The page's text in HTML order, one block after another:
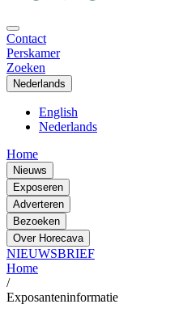
Contact
Perskamer
Zoeken
Nederlands
English
Nederlands
Home
Nieuws
Exposeren
Adverteren
Bezoeken
Over Horecava
NIEUWSBRIEF
Home
/
Exposanteninformatie